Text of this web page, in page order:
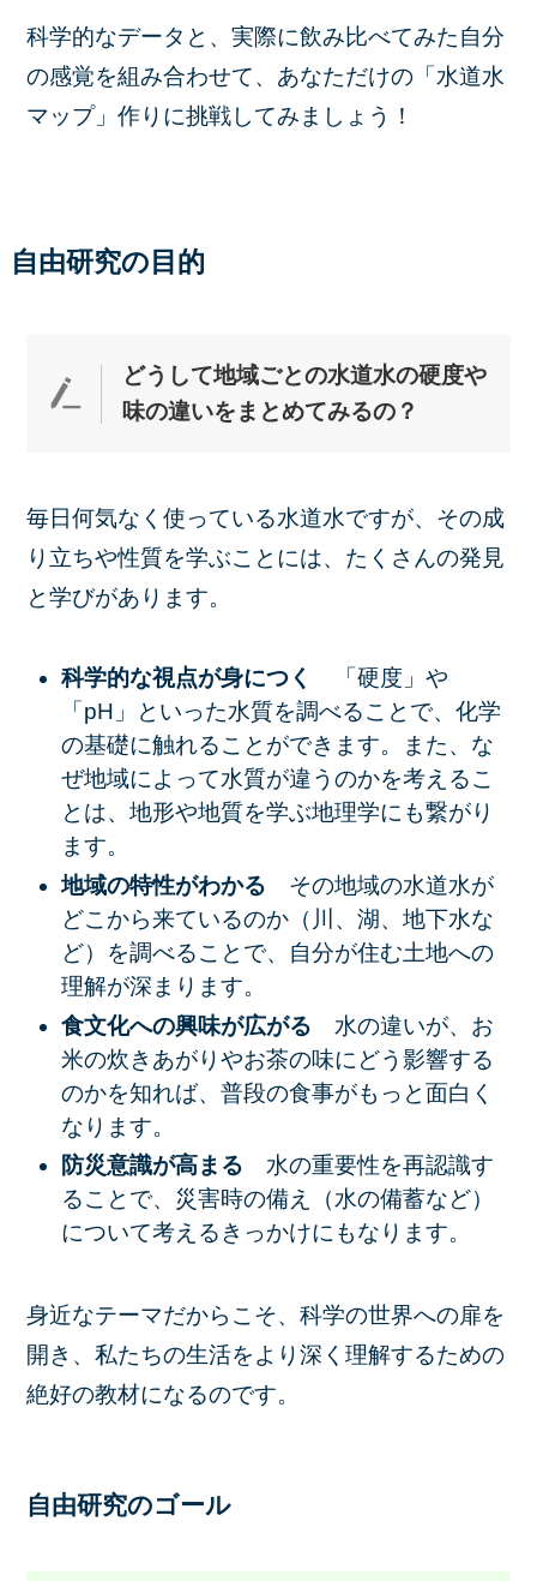
科学的なデータと、実際に飲み比べてみた自分
の感覚を組み合わせて、あなただけの「水道水
マップ」作りに挑戦してみましょう！
自由研究の目的
どうして地域ごとの水道水の硬度や
味の違いをまとめてみるの？
毎日何気なく使っている水道水ですが、その成
り立ちや性質を学ぶことには、たくさんの発見
と学びがあります。
科学的な視点が身につく
「硬度」や
「pH」といった水質を調べることで、化学
の基礎に触れることができます。また、な
ぜ地域によって水質が違うのかを考えるこ
とは、地形や地質を学ぶ地理学にも繋がり
ます。
地域の特性がわかる その地域の水道水が
どこから来ているのか（川、湖、地下水な
ど）を調べることで、自分が住む土地への
理解が深まります。
食文化への興味が広がる 水の違いが、お
米の炊きあがりやお茶の味にどう影響する
のかを知れば、普段の食事がもっと面白く
なります。
防災意識が高まる 水の重要性を再認識す
ることで、災害時の備え（水の備蓄など）
について考えるきっかけにもなります。
身近なテーマだからこそ、科学の世界への扉を
開き、私たちの生活をより深く理解するための
絶好の教材になるのです。
自由研究のゴール